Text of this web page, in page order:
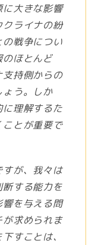
大きな影響
ライナの紛
戦争につい
のほとんど
持側からの
ょう。しか
理解するた
とが重要で
が、我々は
する能力を
を与える問
求められま
すことは、